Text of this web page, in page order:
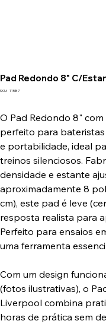
Pad Redondo 8" C/
SKU: SKU
11587
O Pad Redondo 8"
perfeito para
e portabilidade, ideal
treinos silenciosos.
densidade e estante
aproximadamente 8
cm), este pad é leve
resposta realista para
Perfeito para ensaios
uma ferramenta
Com um design
(fotos ilustrativas), o
Liverpool combina
horas de prática sem